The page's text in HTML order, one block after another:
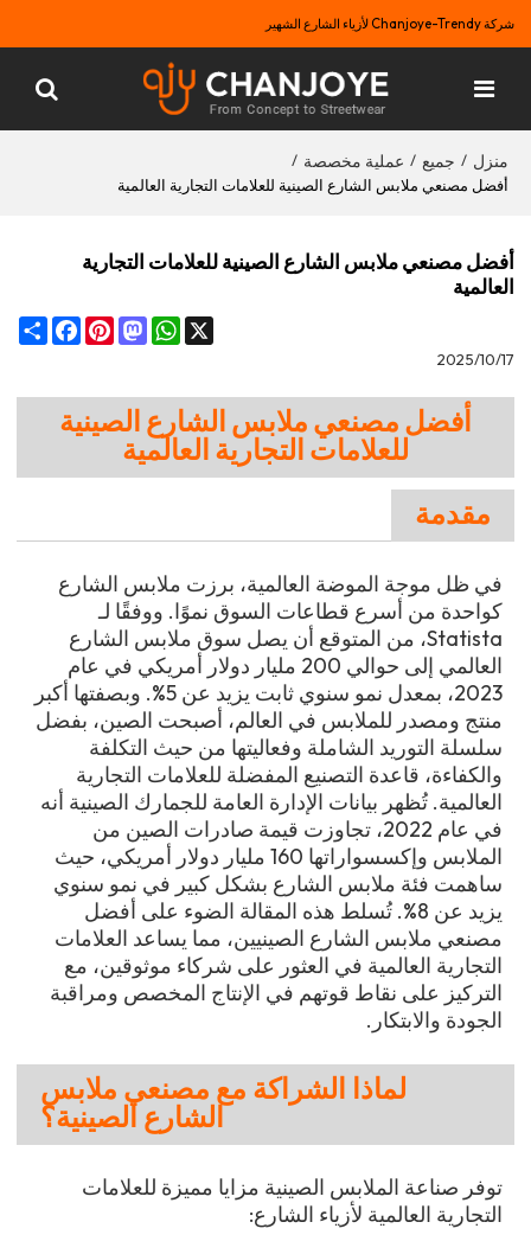
شركة Chanjoye-Trendy لأزياء الشارع الشهير
منزل / جميع / عملية مخصصة /
أفضل مصنعي ملابس الشارع الصينية للعلامات التجارية العالمية
أفضل مصنعي ملابس الشارع الصينية للعلامات التجارية
العالمية
Share
FacebookPinterest
Mastodon
WhatsApp
X
2025/10/17
أفضل مصنعي ملابس الشارع الصينية
للعلامات التجارية العالمية
مقدمة
في ظل موجة الموضة العالمية، برزت ملابس الشارع
كواحدة من أسرع قطاعات السوق نموًا. ووفقًا لـ
Statista، من المتوقع أن يصل سوق ملابس الشارع
العالمي إلى حوالي 200 مليار دولار أمريكي في عام
2023، بمعدل نمو سنوي ثابت يزيد عن 5%. وبصفتها أكبر
منتج ومصدر للملابس في العالم، أصبحت الصين، بفضل
سلسلة التوريد الشاملة وفعاليتها من حيث التكلفة
والكفاءة، قاعدة التصنيع المفضلة للعلامات التجارية
العالمية. تُظهر بيانات الإدارة العامة للجمارك الصينية أنه
في عام 2022، تجاوزت قيمة صادرات الصين من
الملابس وإكسسواراتها 160 مليار دولار أمريكي، حيث
ساهمت فئة ملابس الشارع بشكل كبير في نمو سنوي
يزيد عن 8%. تُسلط هذه المقالة الضوء على أفضل
مصنعي ملابس الشارع الصينيين، مما يساعد العلامات
التجارية العالمية في العثور على شركاء موثوقين، مع
التركيز على نقاط قوتهم في الإنتاج المخصص ومراقبة
الجودة والابتكار.
لماذا الشراكة مع مصنعي ملابس
الشارع الصينية؟
توفر صناعة الملابس الصينية مزايا مميزة للعلامات
التجارية العالمية لأزياء الشارع: